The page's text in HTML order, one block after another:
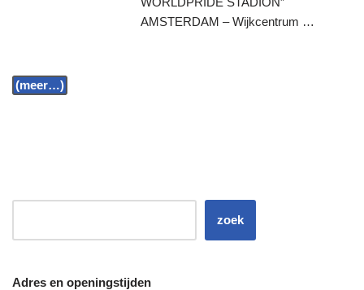
AMSTERDAM – Wijkcentrum …
zoek
Adres en openingstijden